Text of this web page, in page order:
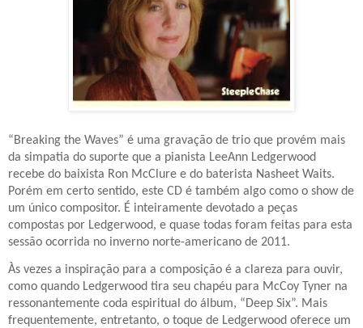
“Breaking the Waves” é uma gravação de trio que provém mais
da simpatia do suporte que a pianista LeeAnn Ledgerwood
recebe do baixista Ron McClure e do baterista Nasheet Waits.
Porém em certo sentido, este CD é também algo como o show de
um único compositor. É inteiramente devotado a peças
compostas por Ledgerwood, e quase todas foram feitas para esta
sessão ocorrida no inverno norte-americano de 2011.
Às vezes a inspiração para a composição é a clareza para ouvir,
como quando Ledgerwood tira seu chapéu para McCoy Tyner na
ressonantemente coda espiritual do álbum, “Deep Six”. Mais
frequentemente, entretanto, o toque de Ledgerwood oferece um